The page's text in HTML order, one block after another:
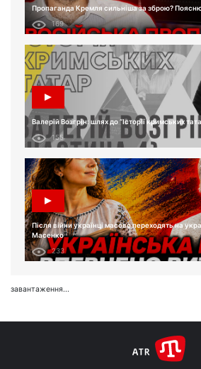
Пропаганда Кремля сильніша за зброю?
169
Валерій Возгрін: шлях до “Історії кримських
155
Після війни українці масово переходять на
Масенко
233
завантаження...